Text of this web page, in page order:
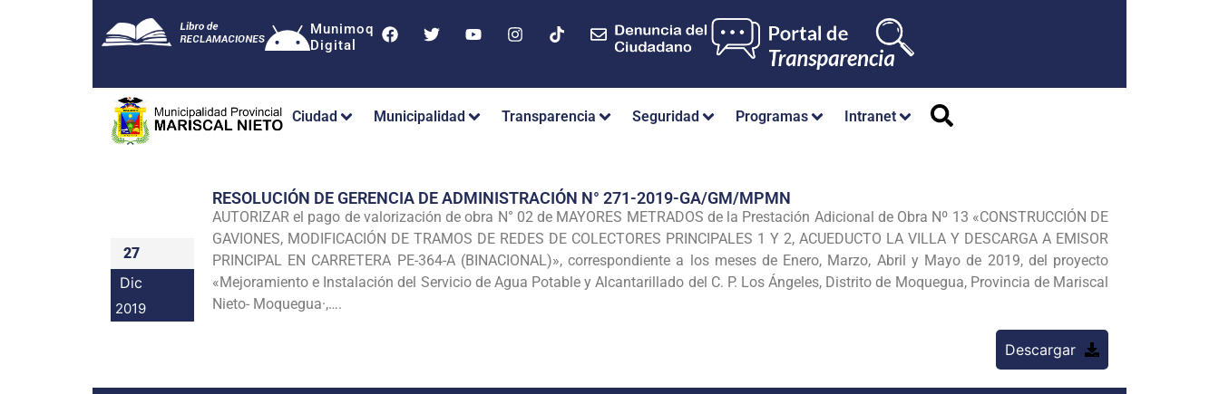
Munimoq
Digital
Ciudad Municipalidad Transparencia Seguridad Programas Intranet
27
Dic
2019
RESOLUCIÓN DE GERENCIA DE ADMINISTRACIÓN N° 271-2019-GA/GM/MPMN
AUTORIZAR el pago de valorización de obra N° 02 de MAYORES METRADOS de la Prestación Adicional de Obra Nº 13 «CONSTRUCCIÓN DE
GAVIONES, MODIFICACIÓN DE TRAMOS DE REDES DE COLECTORES PRINCIPALES 1 Y 2, ACUEDUCTO LA VILLA Y DESCARGA A EMISOR
PRINCIPAL EN CARRETERA PE-364-A (BINACIONAL)», correspondiente a los meses de Enero, Marzo, Abril y Mayo de 2019, del proyecto
«Mejoramiento e Instalación del Servicio de Agua Potable y Alcantarillado del C. P. Los Ángeles, Distrito de Moquegua, Provincia de Mariscal
Nieto- Moquegua·,….
Descargar